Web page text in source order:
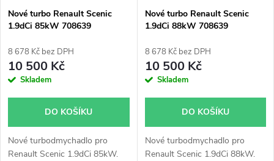
Nové turbo Renault Scenic
1.9dCi 85kW 708639
8 678 Kč bez DPH
10 500 Kč
Skladem
DO KOŠÍKU
Nové turbodmychadlo pro
Renault Scenic 1.9dCi 85kW.
Nové turbo Renault Scenic
1.9dCi 88kW 708639
8 678 Kč bez DPH
10 500 Kč
Skladem
DO KOŠÍKU
Nové turbodmychadlo pro
Renault Scenic 1.9dCi 88kW.